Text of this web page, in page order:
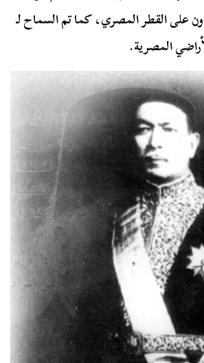
على القطر المصري، كما تم السماح لـ